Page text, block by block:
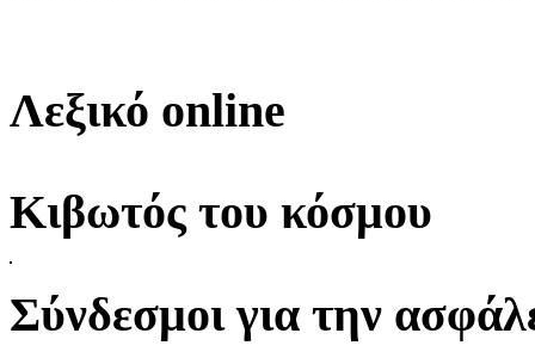
ΣΤ\' Τάξη-Δράση για τον σχολικό εκφοβισμό
Λεξικό online
Κιβωτός του κόσμου
Σύνδεσμοι για την